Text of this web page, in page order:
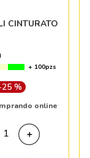
CINTURATO
+ 100pzs
25 %
online
＋